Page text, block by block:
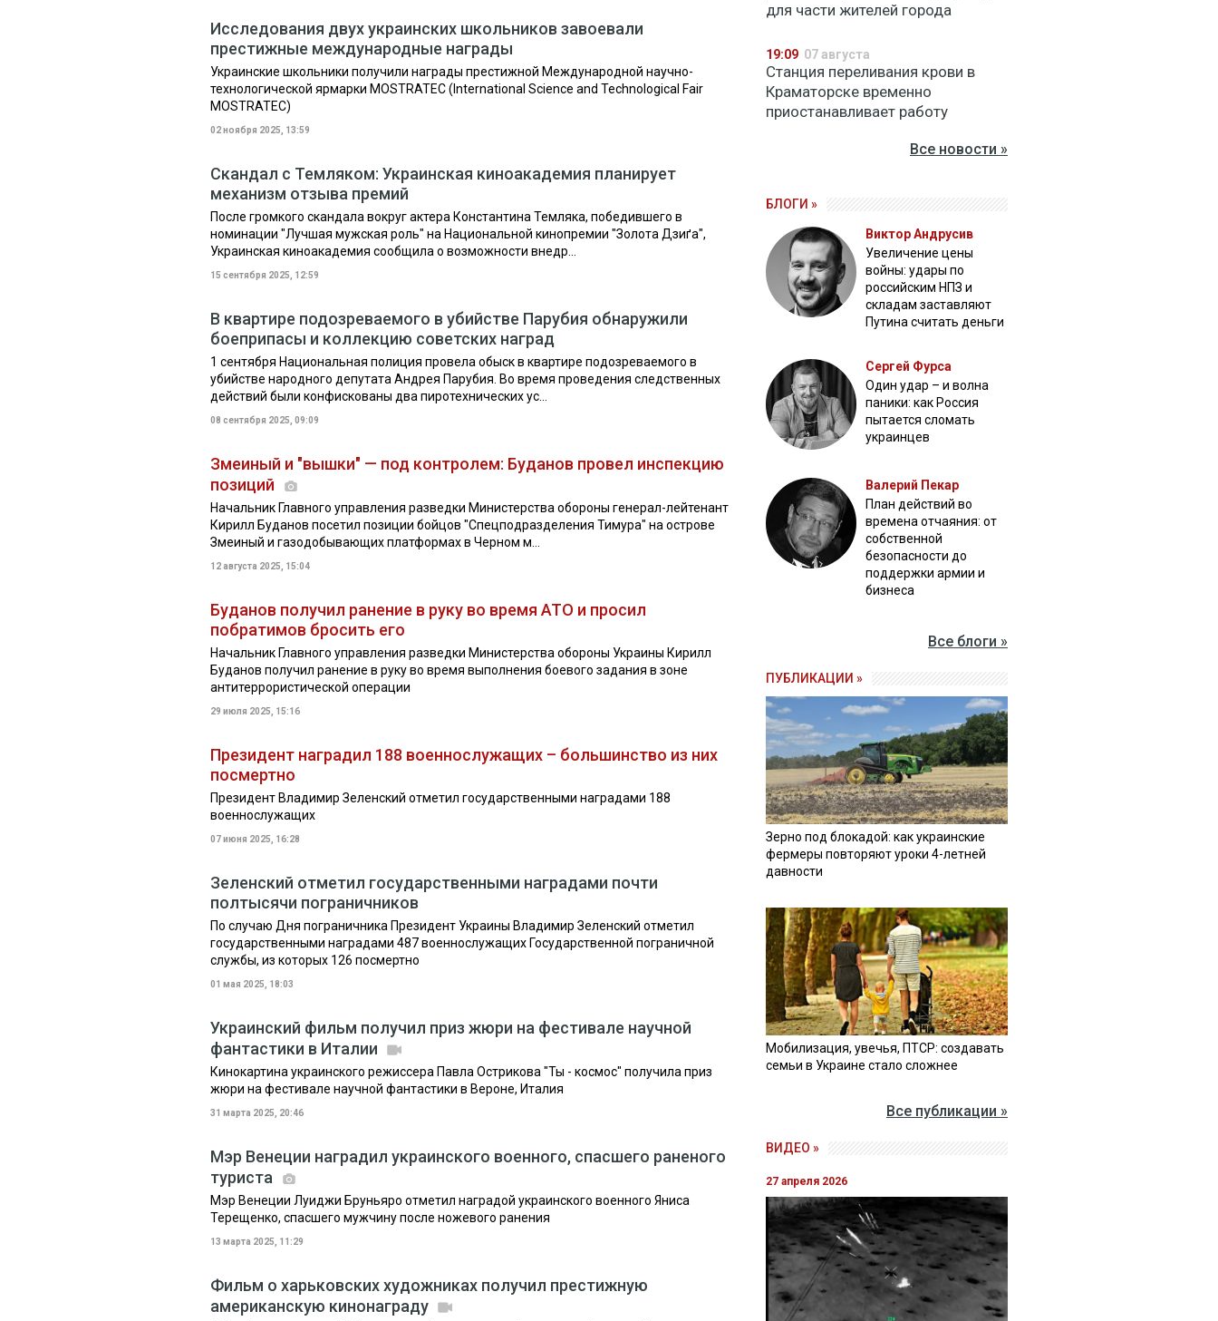
Исследования двух украинских школьников завоевали
престижные международные награды
Украинские школьники получили награды престижной Международной научно-
технологической ярмарки MOSTRATEC (International Science and Technological Fair
MOSTRATEC)
02 ноября 2025, 13:59
Скандал с Темляком: Украинская киноакадемия планирует
механизм отзыва премий
После громкого скандала вокруг актера Константина Темляка, победившего в
номинации "Лучшая мужская роль" на Национальной кинопремии "Золота Дзиґа",
Украинская киноакадемия сообщила о возможности внедр...
15 сентября 2025, 12:59
В квартире подозреваемого в убийстве Парубия обнаружили
боеприпасы и коллекцию советских наград
1 сентября Национальная полиция провела обыск в квартире подозреваемого в
убийстве народного депутата Андрея Парубия. Во время проведения следственных
действий были конфискованы два пиротехнических ус...
08 сентября 2025, 09:09
Змеиный и "вышки" — под контролем: Буданов провел инспекцию
позиций
Начальник Главного управления разведки Министерства обороны генерал-лейтенант
Кирилл Буданов посетил позиции бойцов "Спецподразделения Тимура" на острове
Змеиный и газодобывающих платформах в Черном м...
12 августа 2025, 15:04
Буданов получил ранение в руку во время АТО и просил
побратимов бросить его
Начальник Главного управления разведки Министерства обороны Украины Кирилл
Буданов получил ранение в руку во время выполнения боевого задания в зоне
антитеррористической операции
29 июля 2025, 15:16
Президент наградил 188 военнослужащих – большинство из них
посмертно
Президент Владимир Зеленский отметил государственными наградами 188
военнослужащих
07 июня 2025, 16:28
Зеленский отметил государственными наградами почти
полтысячи пограничников
По случаю Дня пограничника Президент Украины Владимир Зеленский отметил
государственными наградами 487 военнослужащих Государственной пограничной
службы, из которых 126 посмертно
01 мая 2025, 18:03
Украинский фильм получил приз жюри на фестивале научной
фантастики в Италии
Кинокартина украинского режиссера Павла Острикова "Ты - космос" получила приз
жюри на фестивале научной фантастики в Вероне, Италия
31 марта 2025, 20:46
Мэр Венеции наградил украинского военного, спасшего раненого
туриста
Мэр Венеции Луиджи Бруньяро отметил наградой украинского военного Яниса
Терещенко, спасшего мужчину после ножевого ранения
13 марта 2025, 11:29
Фильм о харьковских художниках получил престижную
американскую кинонаграду
для части жителей города
19:09 07 августа
Станция переливания крови в
Краматорске временно
приостанавливает работу
Все новости »
БЛОГИ »
Виктор Андрусив
Увеличение цены
войны: удары по
российским НПЗ и
складам заставляют
Путина считать деньги
Сергей Фурса
Один удар – и волна
паники: как Россия
пытается сломать
украинцев
Валерий Пекар
План действий во
времена отчаяния: от
собственной
безопасности до
поддержки армии и
бизнеса
Все блоги »
ПУБЛИКАЦИИ »
Зерно под блокадой: как украинские
фермеры повторяют уроки 4-летней
давности
Мобилизация, увечья, ПТСР: создавать
семьи в Украине стало сложнее
Все публикации »
ВИДЕО »
27 апреля 2026